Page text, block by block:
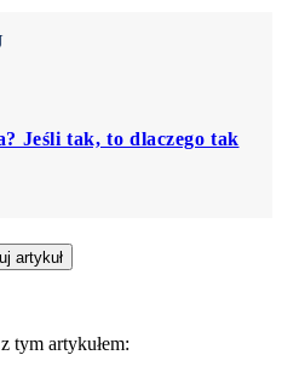
Jeśli tak, to dlaczego tak
artykuł
tym artykułem: